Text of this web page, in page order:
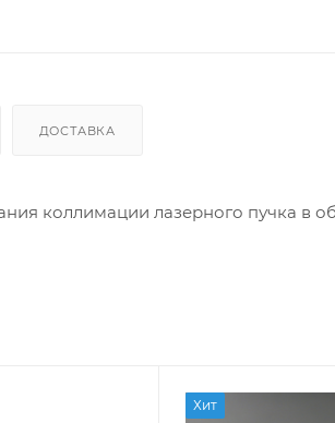
ДОСТАВКА
коллимации лазерного пучка в
Хит